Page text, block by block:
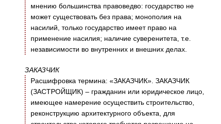
мнению большинства правоведво: государство не
может существовать без права; монополия на
насилий, только государство имеет право на
применение насилия; наличие суверенитета, т.е.
независимости во внутренних и внешних делах.
ЗАКАЗЧИК
Расшифровка термина: «ЗАКАЗЧИК». ЗАКАЗЧИК
(ЗАСТРОЙЩИК) – гражданин или юридическое лицо,
имеющее намерение осуществить строительство,
реконструкцию архитектурного объекта, для